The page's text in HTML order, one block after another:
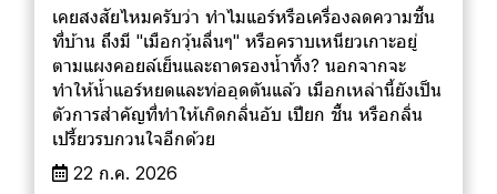
เคยสงสัยไหมครับว่า ทำไมแอร์หรือเครื่องลดความชื้น
ที่บ้าน ถึงมี "เมือกวุ้นลื่นๆ" หรือคราบเหนียวเกาะอยู่
ตามแผงคอยล์เย็นและถาดรองน้ำทิ้ง? นอกจากจะ
ทำให้น้ำแอร์หยดและท่ออุดตันแล้ว เมือกเหล่านี้ยังเป็น
ตัวการสำคัญที่ทำให้เกิดกลิ่นอับ เปียก ชื้น หรือกลิ่น
เปรี้ยวรบกวนใจอีกด้วย
22 ก.ค. 2026